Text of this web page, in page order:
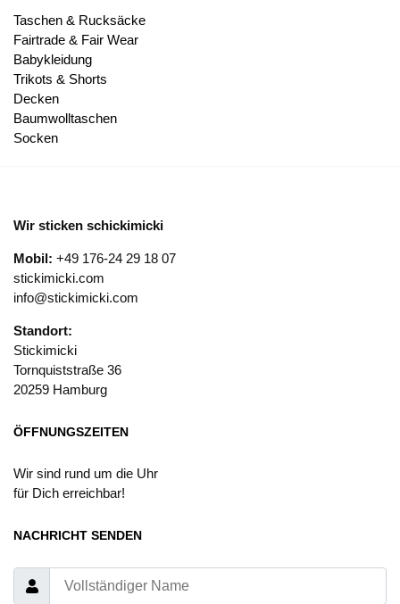
Taschen & Rucksäcke
Fairtrade & Fair Wear
Babykleidung
Trikots & Shorts
Decken
Baumwolltaschen
Socken
Wir sticken schickimicki
Mobil: +49 176-24 29 18 07
stickimicki.com
info@stickimicki.com
Standort:
Stickimicki
Tornquiststraße 36
20259 Hamburg
ÖFFNUNGSZEITEN
Wir sind rund um die Uhr
für Dich erreichbar!
NACHRICHT SENDEN